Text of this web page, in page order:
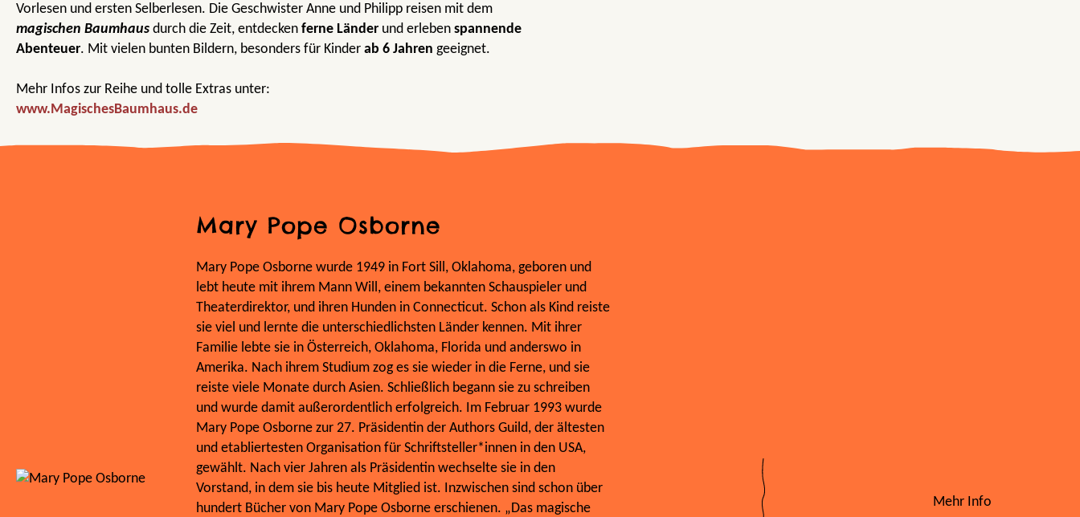
Vorlesen und ersten Selberlesen. Die Geschwister Anne und Philipp reisen mit dem
magischen Baumhaus durch die Zeit, entdecken ferne Länder und erleben spannende
Abenteuer. Mit vielen bunten Bildern, besonders für Kinder ab 6 Jahren geeignet.
Mehr Infos zur Reihe und tolle Extras unter:
www.MagischesBaumhaus.de
Mary Pope Osborne
Mary Pope Osborne wurde 1949 in Fort Sill, Oklahoma, geboren und
lebt heute mit ihrem Mann Will, einem bekannten Schauspieler und
Theaterdirektor, und ihren Hunden in Connecticut. Schon als Kind reiste
sie viel und lernte die unterschiedlichsten Länder kennen. Mit ihrer
Familie lebte sie in Österreich, Oklahoma, Florida und anderswo in
Amerika. Nach ihrem Studium zog es sie wieder in die Ferne, und sie
reiste viele Monate durch Asien. Schließlich begann sie zu schreiben
und wurde damit außerordentlich erfolgreich. Im Februar 1993 wurde
Mary Pope Osborne zur 27. Präsidentin der Authors Guild, der ältesten
und etabliertesten Organisation für Schriftsteller*innen in den USA,
gewählt. Nach vier Jahren als Präsidentin wechselte sie in den
Vorstand, in dem sie bis heute Mitglied ist. Inzwischen sind schon über
hundert Bücher von Mary Pope Osborne erschienen. „Das magische
Mehr Info